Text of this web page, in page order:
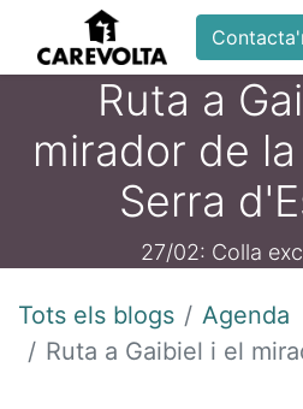
Ruta a
mirador de
Serra
27/02: Colla
Tots els blogs
Agenda
Ruta a Gaibiel i el mirador de la